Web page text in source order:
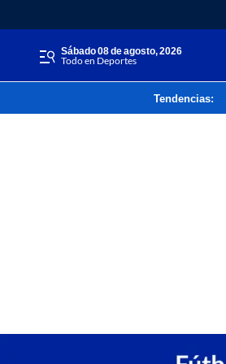
sábado 08 de agosto, 2026
Todo en Deportes
Tendencias: